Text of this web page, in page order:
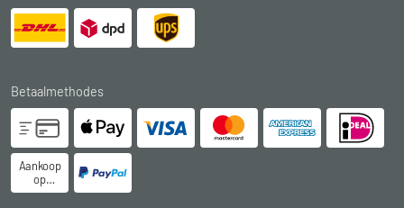
Betaalmethodes
Aankoop
op
rekening